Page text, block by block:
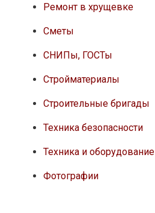
Ремонт в хрущевке
Сметы
СНИПы, ГОСТы
Стройматериалы
Строительные бригады
Техника безопасности
Техника и оборудование
Фотографии